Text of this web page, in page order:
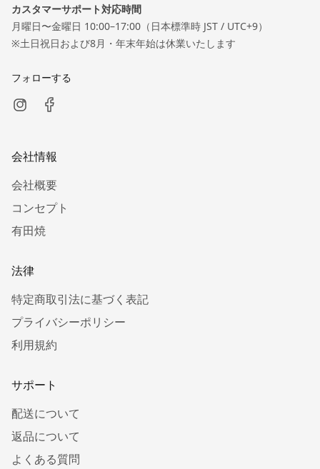
カスタマーサポート対応時間
月曜日〜金曜日 10:00–17:00（日本標準時 JST / UTC+9）
※土日祝日および8月・年末年始は休業いたします
フォローする
会社情報
会社概要
コンセプト
有田焼
法律
特定商取引法に基づく表記
プライバシーポリシー
利用規約
サポート
配送について
返品について
よくある質問